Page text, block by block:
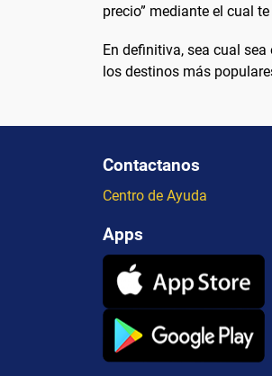
precio” mediante el cual
En definitiva, sea cual
los destinos más
Contactanos
Centro de Ayuda
Apps